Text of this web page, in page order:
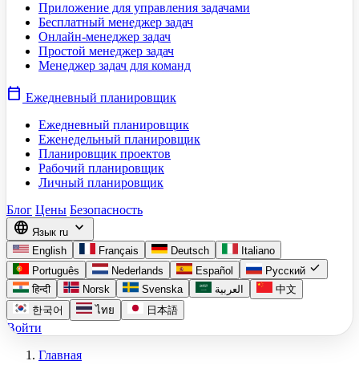
Приложение для управления задачами
Бесплатный менеджер задач
Онлайн-менеджер задач
Простой менеджер задач
Менеджер задач для команд
calendar_today Ежедневный планировщик
Ежедневный планировщик
Еженедельный планировщик
Планировщик проектов
Рабочий планировщик
Личный планировщик
Блог Цены Безопасность
language Язык ru expand_more
English Français Deutsch
Italiano
Português
Nederlands Español Русский check
हिन्दी Norsk Svenska العربية
中文
한국어
ไทย 日本語
Войти
Главная